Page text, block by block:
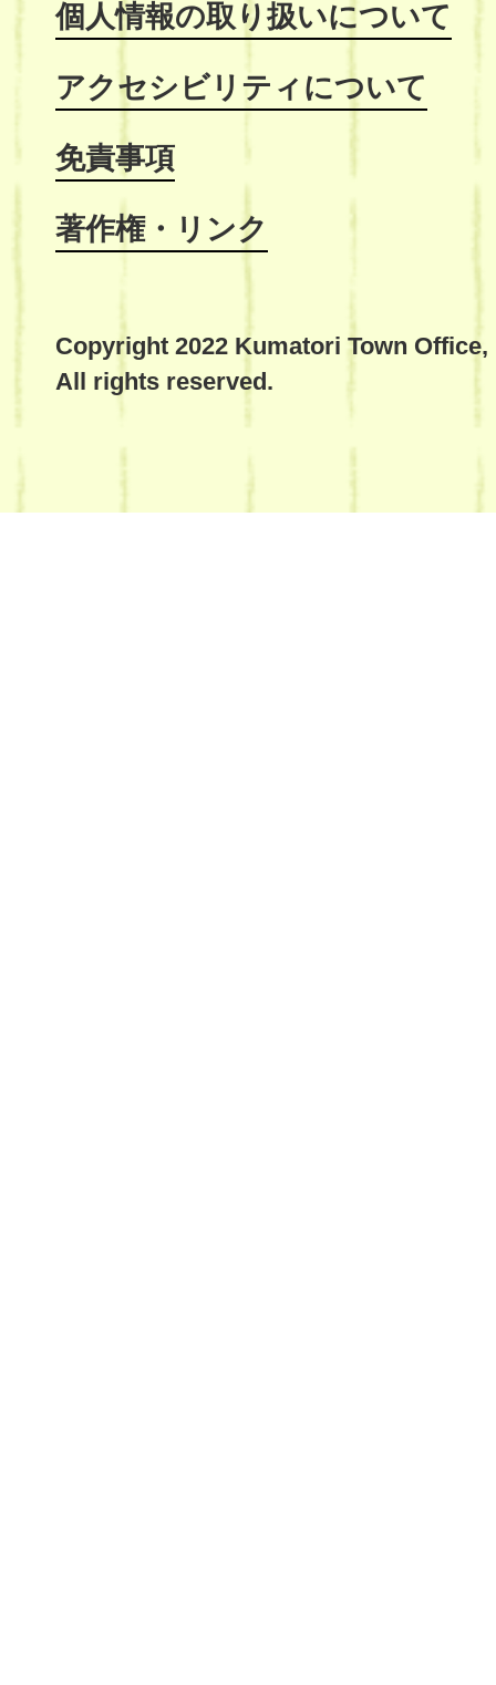
個人情報の取り扱いについて
アクセシビリティについて
免責事項
著作権・リンク
Copyright 2022 Kumatori Town Office,
All rights reserved.